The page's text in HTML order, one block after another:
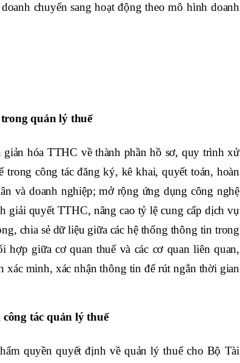
chuyển sang hoạt động theo mô hình doanh
quản lý thuế
hóa TTHC về thành phần hồ sơ, quy trình xử
công tác đăng ký, kê khai, quyết toán, hoàn
và doanh nghiệp; mở rộng ứng dụng công nghệ
giải quyết TTHC, nâng cao tỷ lệ cung cấp dịch vụ
chia sẻ dữ liệu giữa các hệ thống thông tin trong
hợp giữa cơ quan thuế và các cơ quan liên quan,
xác minh, xác nhận thông tin để rút ngắn thời gian
tác quản lý thuế
quyền quyết định về quản lý thuế cho Bộ Tài